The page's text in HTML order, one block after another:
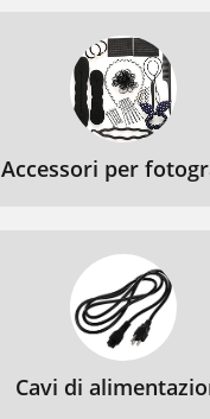
Accessori per
Cavi di